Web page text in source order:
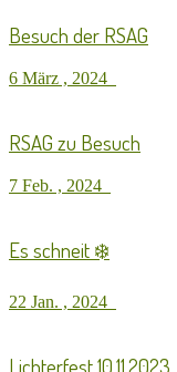
Besuch der RSAG
6 März , 2024
RSAG zu Besuch
7 Feb. , 2024
Es schneit ❄️
22 Jan. , 2024
Lichterfest 10.11.2023